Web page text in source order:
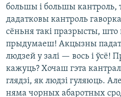
большы і большы кантроль,
дадатковы кантроль
сёньня такі празрысты,
прыдумаеш! Акцызны
людзей у залі — вось і ўсё!
кажуць? Хочаш гэта
глядзі, як людзі гуляюць.
няма чорных абаротных